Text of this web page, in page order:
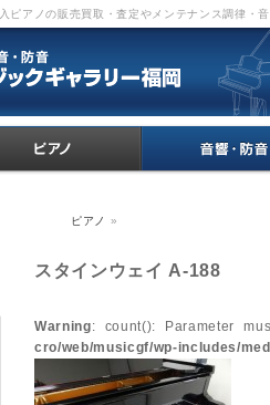
ピアノの販売買取・査定やメンテナンス調律
ピアノ »
スタインウェイ A-188
Warning: count(): Parameter
cro/web/musicgf/wp-includes/